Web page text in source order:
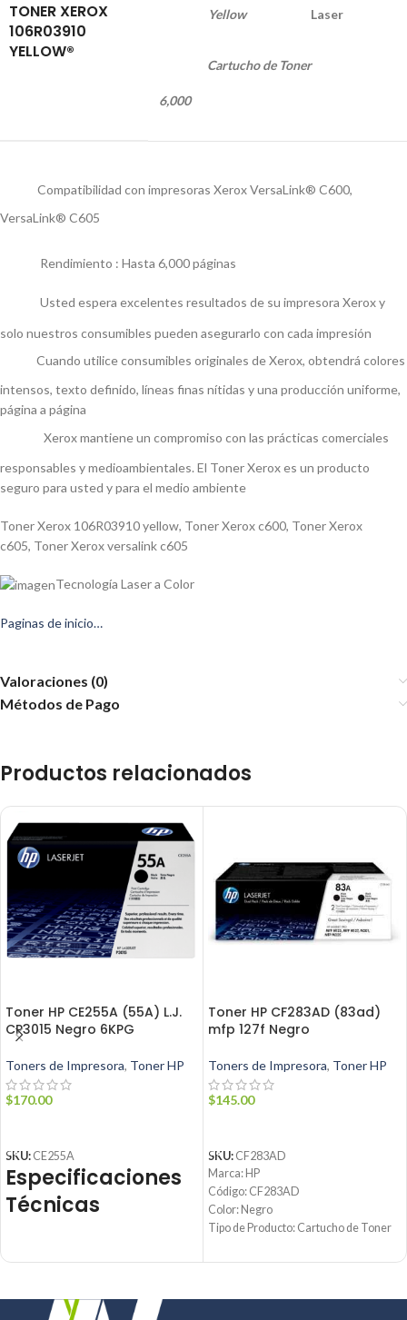
TONER XEROX
106R03910
YELLOW®
Yellow Laser
Cartucho de Toner
6,000
Compatibilidad con impresoras Xerox VersaLink® C600,
VersaLink® C605
Rendimiento : Hasta 6,000 páginas
Usted espera excelentes resultados de su impresora Xerox y
solo nuestros consumibles pueden asegurarlo con cada impresión
Cuando utilice consumibles originales de Xerox, obtendrá colores
intensos, texto definido, líneas finas nítidas y una producción uniforme,
página a página
Xerox mantiene un compromiso con las prácticas comerciales
responsables y medioambientales. El Toner Xerox es un producto
seguro para usted y para el medio ambiente
Toner Xerox 106R03910 yellow, Toner Xerox c600, Toner Xerox
c605, Toner Xerox versalink c605
Tecnología Laser a Color
Paginas de inicio…
Valoraciones (0)
Métodos de Pago
Productos relacionados
Toner HP CE255A (55A) L.J.
CP3015 Negro 6KPG
Toners de Impresora, Toner HP
$170.00
SKU: CE255A
Especificaciones
Técnicas
Producto
Negro
Toner HP CF283AD (83ad)
mfp 127f Negro
Toners de Impresora, Toner HP
$145.00
SKU: CF283AD
Marca: HP
Código: CF283AD
Color: Negro
Tipo de Producto: Cartucho de Toner
Tecnología de impresión: Laser
Condición: Nuevo